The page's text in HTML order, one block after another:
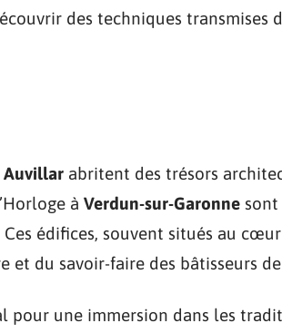
des techniques transmises
Auvillar abritent des trésors
à Verdun-sur-Garonne sont
édifices, souvent situés au
et du savoir-faire des bâtisseurs
pour une immersion dans les